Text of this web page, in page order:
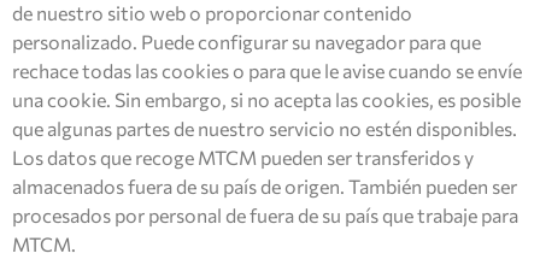
de nuestro sitio web o proporcionar contenido
personalizado. Puede configurar su navegador para que
rechace todas las cookies o para que le avise cuando se envíe
una cookie. Sin embargo, si no acepta las cookies, es posible
que algunas partes de nuestro servicio no estén disponibles.
Los datos que recoge MTCM pueden ser transferidos y
almacenados fuera de su país de origen. También pueden ser
procesados por personal de fuera de su país que trabaje para
MTCM.